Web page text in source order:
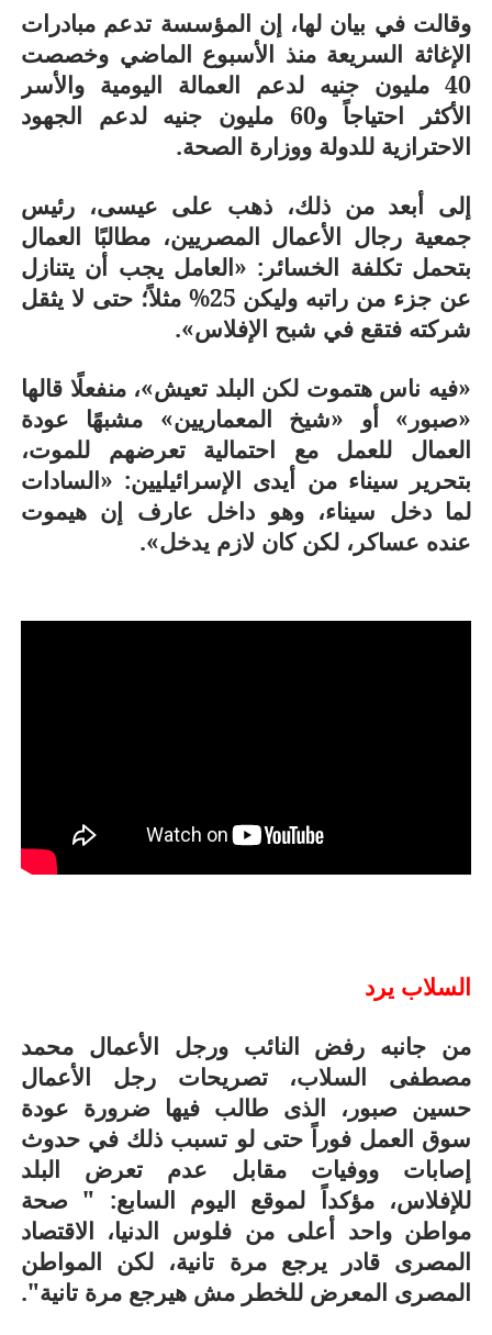
وقالت في بيان لها، إن المؤسسة تدعم مبادرات
الإغاثة السريعة منذ الأسبوع الماضي وخصصت
40 مليون جنيه لدعم العمالة اليومية والأسر
الأكثر احتياجاً و60 مليون جنيه لدعم الجهود
الاحترازية للدولة ووزارة الصحة.
إلى أبعد من ذلك، ذهب على عيسى، رئيس
جمعية رجال الأعمال المصريين، مطالبًا العمال
بتحمل تكلفة الخسائر: «العامل يجب أن يتنازل
عن جزء من راتبه وليكن 25% مثلاً؛ حتى لا يثقل
شركته فتقع في شبح الإفلاس».
«فيه ناس هتموت لكن البلد تعيش»، منفعلًا قالها
«صبور» أو «شيخ المعماريين» مشبهًا عودة
العمال للعمل مع احتمالية تعرضهم للموت،
بتحرير سيناء من أيدى الإسرائيليين: «السادات
لما دخل سيناء، وهو داخل عارف إن هيموت
عنده عساكر، لكن كان لازم يدخل».
السلاب يرد
من جانبه رفض النائب ورجل الأعمال محمد
مصطفى السلاب، تصريحات رجل الأعمال
حسين صبور، الذى طالب فيها ضرورة عودة
سوق العمل فوراً حتى لو تسبب ذلك في حدوث
إصابات ووفيات مقابل عدم تعرض البلد
للإفلاس، مؤكداً لموقع اليوم السابع: " صحة
مواطن واحد أعلى من فلوس الدنيا، الاقتصاد
المصرى قادر يرجع مرة تانية، لكن المواطن
المصرى المعرض للخطر مش هيرجع مرة تانية".